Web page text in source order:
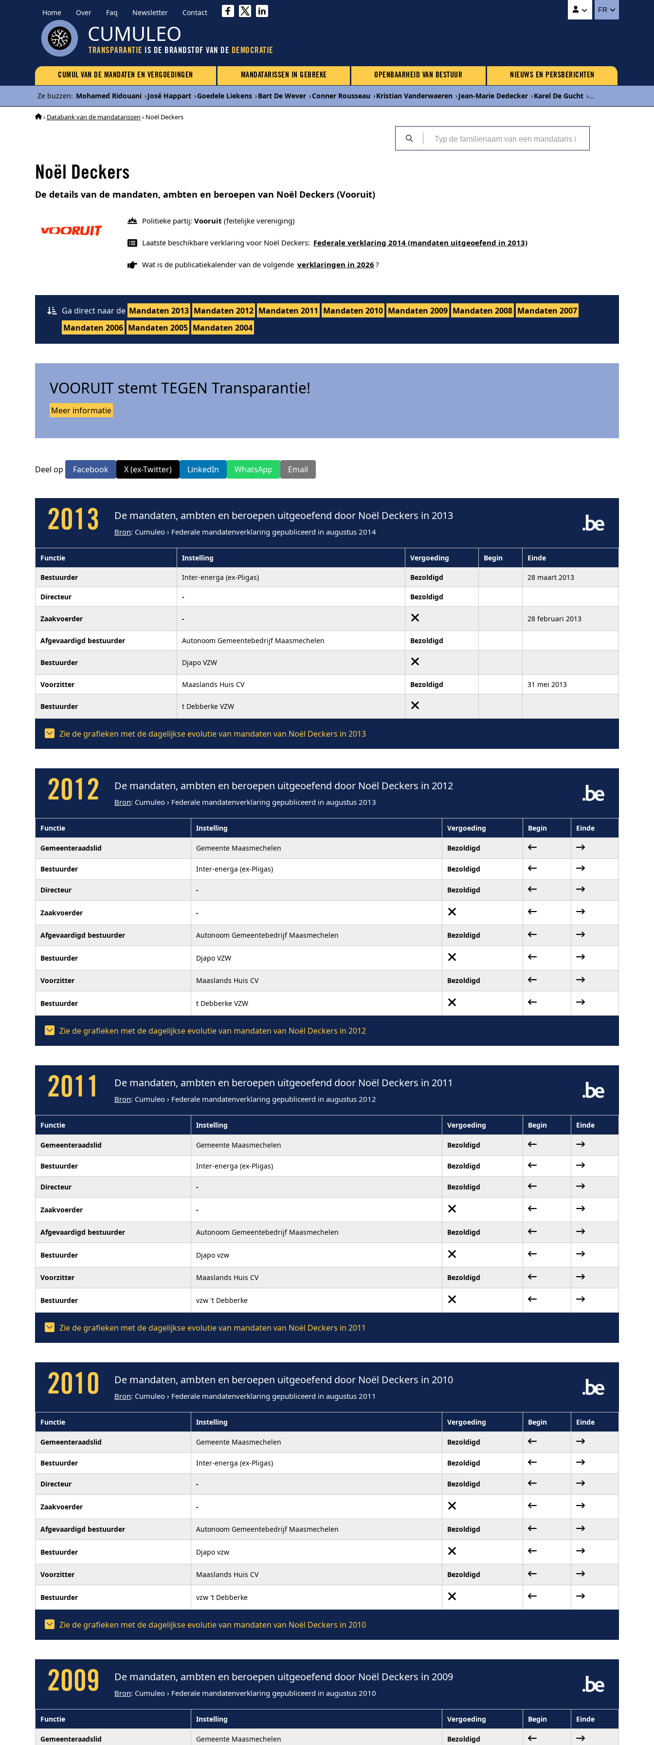
Home Over Faq Newsletter Contact FR
CUMULEO
TRANSPARANTIE IS DE BRANDSTOF VAN DE DEMOCRATIE
CUMUL VAN DE MANDATEN EN VERGOEDINGEN MANDATARISSEN IN GEBREKE OPENBAARHEID VAN BESTUUR NIEUWS EN PERSBERICHTEN
Ze buzzen: Mohamed Ridouani ›José Happart ›Goedele Liekens ›Bart De Wever ›Conner Rousseau ›Kristian Vanderwaeren ›Jean-Marie Dedecker ›Karel De Gucht ›...
› Databank van de mandatarissen › Noël Deckers
Noël Deckers
De details van de mandaten, ambten en beroepen van Noël Deckers (Vooruit)
Politieke partij: Vooruit (feitelijke vereniging)
Laatste beschikbare verklaring voor Noël Deckers: Federale verklaring 2014 (mandaten uitgeoefend in 2013)
Wat is de publicatiekalender van de volgende verklaringen in 2026 ?
Ga direct naar de Mandaten 2013 Mandaten 2012 Mandaten 2011 Mandaten 2010 Mandaten 2009 Mandaten 2008 Mandaten 2007
Mandaten 2006 Mandaten 2005 Mandaten 2004
VOORUIT stemt TEGEN Transparantie!
Meer informatie
Deel op Facebook X (ex-Twitter) LinkedIn WhatsApp Email
2013 De mandaten, ambten en beroepen uitgeoefend door Noël Deckers in 2013
Bron: Cumuleo › Federale mandatenverklaring gepubliceerd in augustus 2014
Functie Instelling Vergoeding Begin Einde
Bestuurder Inter-energa (ex-Pligas) Bezoldigd 28 maart 2013
Directeur - Bezoldigd
Zaakvoerder - 28 februari 2013
Afgevaardigd bestuurder Autonoom Gemeentebedrijf Maasmechelen Bezoldigd
Bestuurder Djapo VZW
Voorzitter Maaslands Huis CV Bezoldigd 31 mei 2013
Bestuurder t Debberke VZW
Zie de grafieken met de dagelijkse evolutie van mandaten van Noël Deckers in 2013
2012 De mandaten, ambten en beroepen uitgeoefend door Noël Deckers in 2012
Bron: Cumuleo › Federale mandatenverklaring gepubliceerd in augustus 2013
Functie Instelling Vergoeding Begin Einde
Gemeenteraadslid Gemeente Maasmechelen Bezoldigd
Bestuurder Inter-energa (ex-Pligas) Bezoldigd
Directeur - Bezoldigd
Zaakvoerder -
Afgevaardigd bestuurder Autonoom Gemeentebedrijf Maasmechelen Bezoldigd
Bestuurder Djapo VZW
Voorzitter Maaslands Huis CV Bezoldigd
Bestuurder t Debberke VZW
Zie de grafieken met de dagelijkse evolutie van mandaten van Noël Deckers in 2012
2011 De mandaten, ambten en beroepen uitgeoefend door Noël Deckers in 2011
Bron: Cumuleo › Federale mandatenverklaring gepubliceerd in augustus 2012
Functie Instelling Vergoeding Begin Einde
Gemeenteraadslid Gemeente Maasmechelen Bezoldigd
Bestuurder Inter-energa (ex-Pligas) Bezoldigd
Directeur - Bezoldigd
Zaakvoerder -
Afgevaardigd bestuurder Autonoom Gemeentebedrijf Maasmechelen Bezoldigd
Bestuurder Djapo vzw
Voorzitter Maaslands Huis CV Bezoldigd
Bestuurder vzw 't Debberke
Zie de grafieken met de dagelijkse evolutie van mandaten van Noël Deckers in 2011
2010 De mandaten, ambten en beroepen uitgeoefend door Noël Deckers in 2010
Bron: Cumuleo › Federale mandatenverklaring gepubliceerd in augustus 2011
Functie Instelling Vergoeding Begin Einde
Gemeenteraadslid Gemeente Maasmechelen Bezoldigd
Bestuurder Inter-energa (ex-Pligas) Bezoldigd
Directeur - Bezoldigd
Zaakvoerder -
Afgevaardigd bestuurder Autonoom Gemeentebedrijf Maasmechelen Bezoldigd
Bestuurder Djapo vzw
Voorzitter Maaslands Huis CV Bezoldigd
Bestuurder vzw 't Debberke
Zie de grafieken met de dagelijkse evolutie van mandaten van Noël Deckers in 2010
2009 De mandaten, ambten en beroepen uitgeoefend door Noël Deckers in 2009
Bron: Cumuleo › Federale mandatenverklaring gepubliceerd in augustus 2010
Functie Instelling Vergoeding Begin Einde
Gemeenteraadslid Gemeente Maasmechelen Bezoldigd